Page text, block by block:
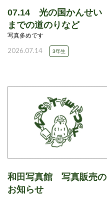
07.14 光の国かんせい
までの道のりなど
写真多めです
2026.07.14 3年生
和田写真館 写真販売の
お知らせ